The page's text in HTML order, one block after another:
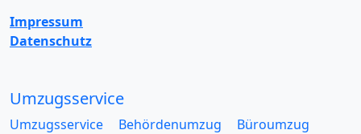
Impressum
Datenschutz
Umzugsservice
Umzugsservice Behördenumzug
Büroumzug